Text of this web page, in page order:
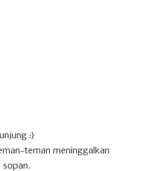
:)
teman meninggalkan
sopan.